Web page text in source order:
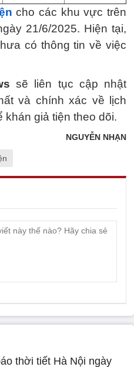
cho các khu vực trên
21/6/2025. Hiện tại,
có thông tin về việc
sẽ liên tục cập nhật
và chính xác về lịch
khán giả tiện theo dõi.
NGUYỄN NHẠN
thời tiết Hà Nội ngày